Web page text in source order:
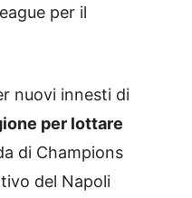
per il
nuovi innesti di
per lottare
di Champions
del Napoli